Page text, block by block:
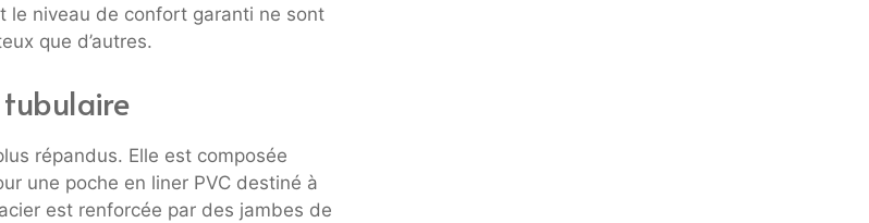
le niveau de confort garanti ne sont
que d’autres.
tubulaire
répandus. Elle est composée
une poche en liner PVC destiné à
est renforcée par des jambes de